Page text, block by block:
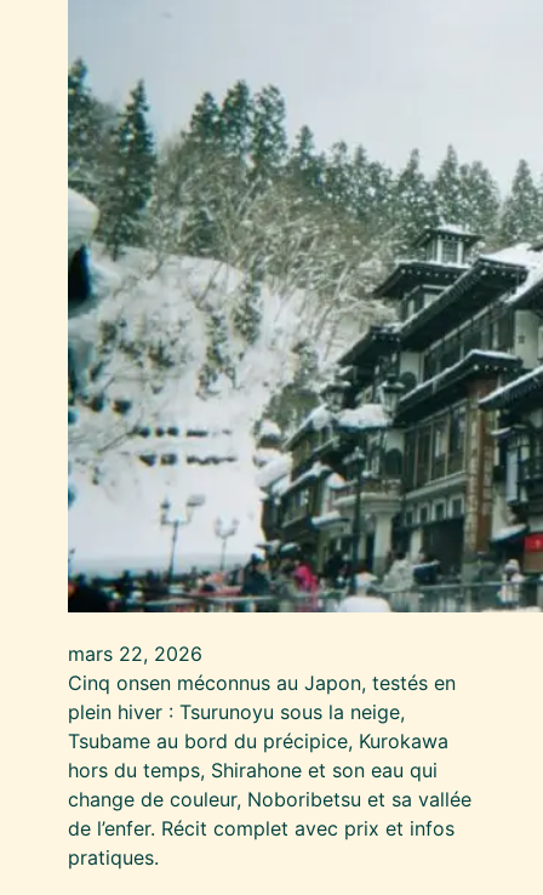
mars 22, 2026
Cinq onsen méconnus au Japon, testés en
plein hiver : Tsurunoyu sous la neige,
Tsubame au bord du précipice, Kurokawa
hors du temps, Shirahone et son eau qui
change de couleur, Noboribetsu et sa vallée
de l’enfer. Récit complet avec prix et infos
pratiques.